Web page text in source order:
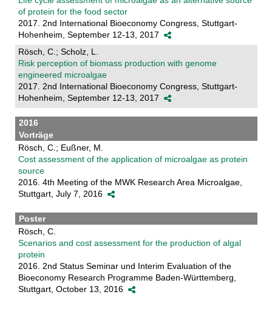
of protein for the food sector
2017. 2nd International Bioeconomy Congress, Stuttgart-
Hohenheim, September 12-13, 2017
Rösch, C.; Scholz, L.
Risk perception of biomass production with genome
engineered microalgae
2017. 2nd International Bioeconomy Congress, Stuttgart-
Hohenheim, September 12-13, 2017
2016
Vorträge
Rösch, C.; Eußner, M.
Cost assessment of the application of microalgae as protein
source
2016. 4th Meeting of the MWK Research Area Microalgae,
Stuttgart, July 7, 2016
Poster
Rösch, C.
Scenarios and cost assessment for the production of algal
protein
2016. 2nd Status Seminar und Interim Evaluation of the
Bioeconomy Research Programme Baden-Württemberg,
Stuttgart, October 13, 2016